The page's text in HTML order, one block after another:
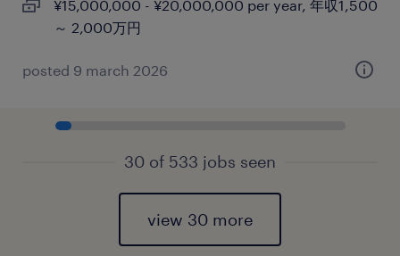
¥15,000,000 - ¥20,000,000 per year, 年収1,500
～ 2,000万円
posted 9 march 2026
30 of 533 jobs seen
view 30 more